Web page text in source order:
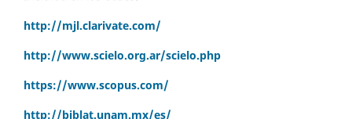
http://mjl.clarivate.com/
http://www.scielo.org.ar/scielo.php
https://www.scopus.com/
http://biblat.unam.mx/es/